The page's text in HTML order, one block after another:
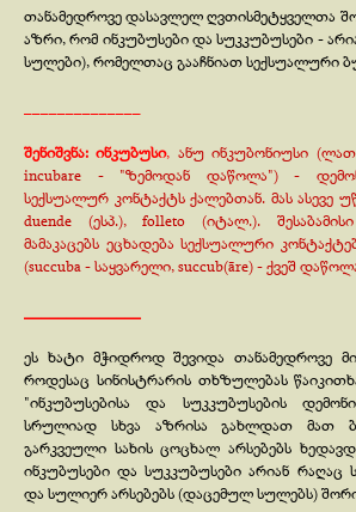
თანამედროვე დასავლელ ღვთისმეტყველთა
აზრი, რომ ინკუბუსები და სუკკუბუსები -
სულები), რომელთაც გააჩნიათ სექსუალური
შენიშვნა: ინკუბუსი, ანუ ინკუბონიუსი
incubare -
"ზემოდან დაწოლა") -
სექსუალურ კონტაქტს ქალებთან. მას ასევე
duende (ესპ.), folleto (იტალ.).
მამაკაცებს ეცხადება სექსუალური
(succuba -საყვარელი, succub(āre) -ქვეშ
ეს ხატი მჭიდროდ შევიდა თანამედროვე
როდესაც სინისტრარის თხზულებას
"ინკუბუსებისა და სუკკუბუსების
სრულიად სხვა აზრისა გახლდათ მათ
გარკვეული სახის ცოცხალ არსებებს
ინკუბუსები და სუკკუბუსები არიან რაღაც
და სულიერ არსებებს (დაცემულ სულებს)